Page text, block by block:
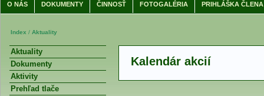
O NÁS DOKUMENTY ČINNOSŤ FOTOGALÉRIA PRIHLÁŠKA ČLENA
Index / Aktuality
Aktuality
Dokumenty
Aktivity
Prehľad tlače
Kalendár akcií